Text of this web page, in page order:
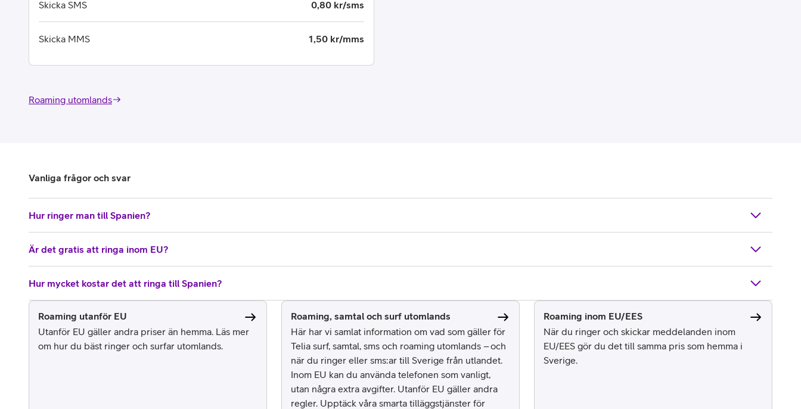
Skicka SMS 0,80 kr/sms
Skicka MMS 1,50 kr/mms
Roaming utomlands
Vanliga frågor och svar
Hur ringer man till Spanien?
Är det gratis att ringa inom EU?
Hur mycket kostar det att ringa till Spanien?
Roaming utanför EU
Utanför EU gäller andra priser än hemma. Läs mer
om hur du bäst ringer och surfar utomlands.
Roaming, samtal och surf utomlands
Här har vi samlat information om vad som gäller för
Telia surf, samtal, sms och roaming utomlands – och
när du ringer eller sms:ar till Sverige från utlandet.
Inom EU kan du använda telefonen som vanligt,
utan några extra avgifter. Utanför EU gäller andra
regler. Upptäck våra smarta tilläggstjänster för
Roaming inom EU/EES
När du ringer och skickar meddelanden inom
EU/EES gör du det till samma pris som hemma i
Sverige.